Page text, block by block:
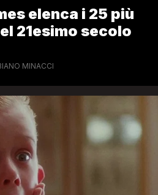
elenca i 25 più
21esimo secolo
MINACCI